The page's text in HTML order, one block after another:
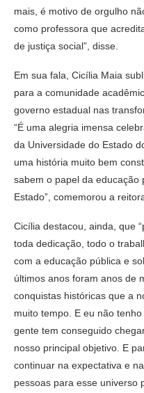
mais, é motivo de orgulho
como professora que
de justiça social”, disse.
Em sua fala, Cicília Maia
para a comunidade
governo estadual nas
“É uma alegria imensa
da Universidade do Estado
uma história muito bem
sabem o papel da educação
Estado”, comemorou a
Cicília destacou, ainda, que
toda dedicação, todo o
com a educação pública e
últimos anos foram anos de
conquistas históricas que a
muito tempo. E eu não
gente tem conseguido
nosso principal objetivo. E
continuar na expectativa e
pessoas para esse universo